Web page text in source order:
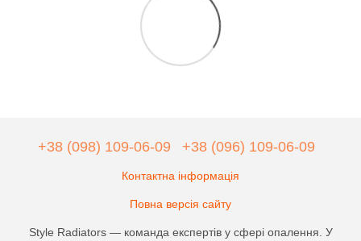
+38 (098) 109-06-09 +38 (096) 109-06-09
Контактна інформація
Повна версія сайту
Style Radiators — команда експертів у сфері опалення. У